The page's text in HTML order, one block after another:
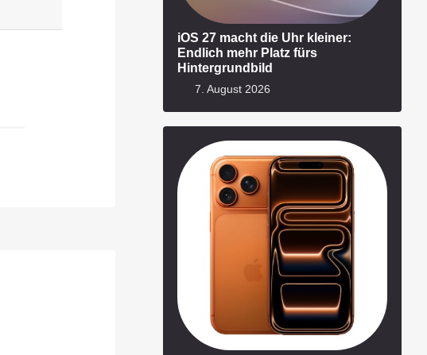
iOS 27 macht die Uhr kleiner:
Endlich mehr Platz fürs
Hintergrundbild
7. August 2026